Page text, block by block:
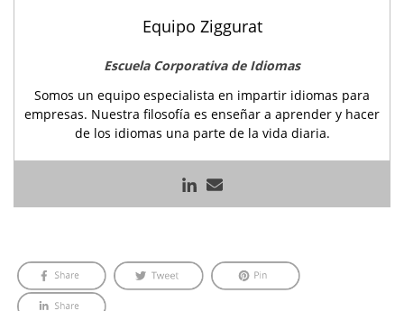
Equipo Ziggurat
Escuela Corporativa de Idiomas
Somos un equipo especialista en impartir idiomas para
empresas. Nuestra filosofía es enseñar a aprender y hacer
de los idiomas una parte de la vida diaria.